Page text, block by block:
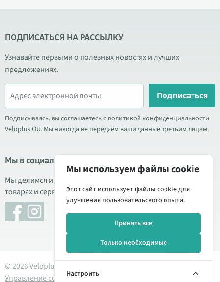
ПОДПИСАТЬСЯ НА РАССЫЛКУ
Узнавайте первыми о полезных новостях и лучших
предложениях.
Подписаться
Подписываясь, вы соглашаетесь с политикой конфиденциальности
Veloplus OÜ. Мы никогда не передаём ваши данные третьим лицам.
Мы в социальных сетях
Мы делимся информацией о выгодных акциях, новых
товарах и сервисе. Иногда публикуем обзоры продукции.
© 2026 Veloplus OÜ. Все права защищены
Управление cookie
Мы используем файлы cookie
Этот сайт использует файлы cookie для
улучшения пользовательского опыта.
Принять все
Только необходимые
Настроить